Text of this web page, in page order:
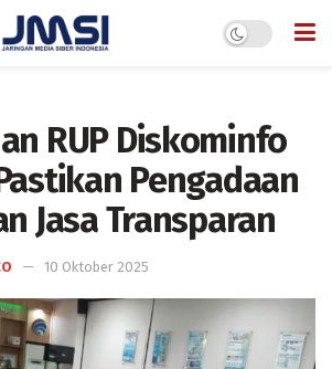
RUP Diskominfo
Pengadaan
Jasa Transparan
10 Oktober 2025